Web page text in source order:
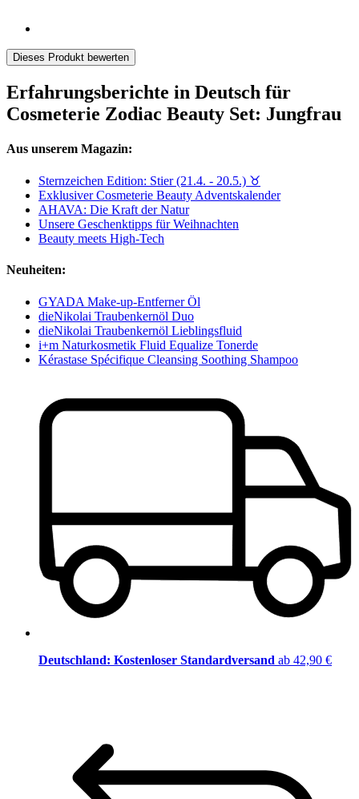
Dieses Produkt bewerten
Erfahrungsberichte in Deutsch für
Cosmeterie Zodiac Beauty Set: Jungfrau
Aus unserem Magazin:
Sternzeichen Edition: Stier (21.4. - 20.5.) ♉︎
Exklusiver Cosmeterie Beauty Adventskalender
AHAVA: Die Kraft der Natur
Unsere Geschenktipps für Weihnachten
Beauty meets High-Tech
Neuheiten:
GYADA Make-up-Entferner Öl
dieNikolai Traubenkernöl Duo
dieNikolai Traubenkernöl Lieblingsfluid
i+m Naturkosmetik Fluid Equalize Tonerde
Kérastase Spécifique Cleansing Soothing Shampoo
Deutschland: Kostenloser Standardversand ab 42,90 €